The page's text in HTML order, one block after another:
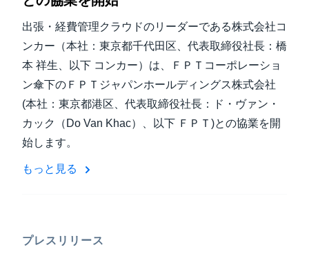
出張・経費管理クラウドのリーダーである株式会社コ
ンカー（本社：東京都千代田区、代表取締役社長：橋
本 祥生、以下 コンカー）は、ＦＰＴコーポレーショ
ン傘下のＦＰＴジャパンホールディングス株式会社
(本社：東京都港区、代表取締役社長：ド・ヴァン・
カック（Do Van Khac）、以下 ＦＰＴ)との協業を開
始します。
もっと見る
プレスリリース